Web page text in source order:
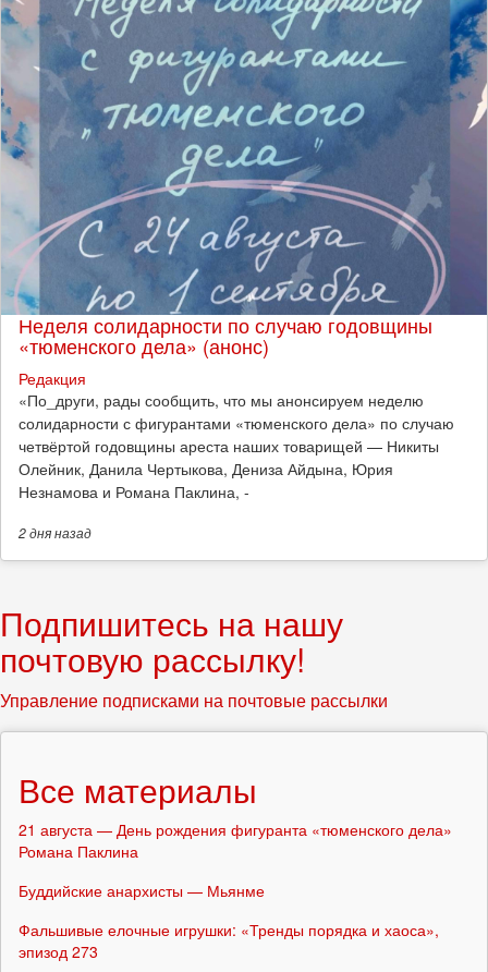
Неделя солидарности по случаю годовщины
«тюменского дела» (анонс)
Редакция
​«По_други, рады сообщить, что мы анонсируем неделю
солидарности с фигурантами «тюменского дела» по случаю
четвёртой годовщины ареста наших товарищей — Никиты
Олейник, Данила Чертыкова, Дениза Айдына, Юрия
Незнамова и Романа Паклина, -
2 дняназад
Подпишитесь на нашу
почтовую рассылку!
Управление подписками на почтовые рассылки
Все материалы
21 августа — День рождения фигуранта «тюменского дела»
Романа Паклина
Буддийские анархисты — Мьянме
Фальшивые елочные игрушки: «Тренды порядка и хаоса»,
эпизод 273